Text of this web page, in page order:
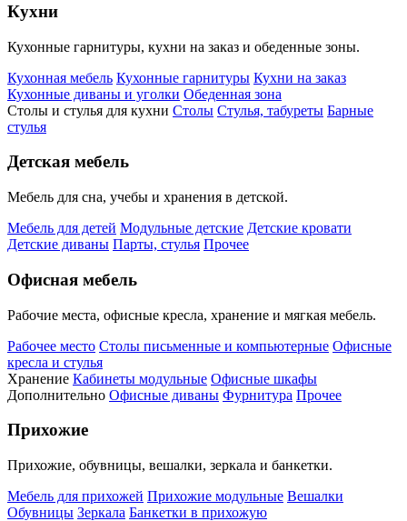
Кухни
Кухонные гарнитуры, кухни на заказ и обеденные зоны.
Кухонная мебель Кухонные гарнитуры Кухни на заказ
Кухонные диваны и уголки Обеденная зона
Столы и стулья для кухни Столы Стулья, табуреты Барные
стулья
Детская мебель
Мебель для сна, учебы и хранения в детской.
Мебель для детей Модульные детские Детские кровати
Детские диваны Парты, стулья Прочее
Офисная мебель
Рабочие места, офисные кресла, хранение и мягкая мебель.
Рабочее место Столы письменные и компьютерные Офисные
кресла и стулья
Хранение Кабинеты модульные Офисные шкафы
Дополнительно Офисные диваны Фурнитура Прочее
Прихожие
Прихожие, обувницы, вешалки, зеркала и банкетки.
Мебель для прихожей Прихожие модульные Вешалки
Обувницы Зеркала Банкетки в прихожую